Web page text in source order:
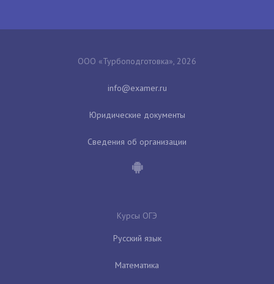
ООО «Турбоподготовка», 2026
Юридические документы
Сведения об организации
Курсы ОГЭ
Русский язык
Математика